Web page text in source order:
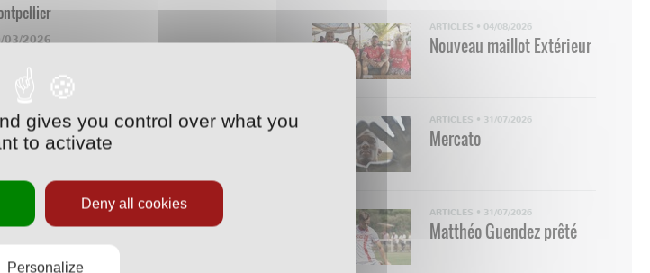
03/2026
Ligue 2 BKT - Le résumé vidéo de Red
ARTICLES • 04/08/2026
Nouveau maillot Extérieur
ARTICLES • 31/07/2026
Mercato
ARTICLES • 31/07/2026
Matthéo Guendez prêté
gives you control over what you
to activate
Deny all cookies
Personalize